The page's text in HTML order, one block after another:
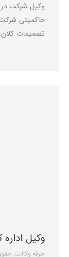
وکیل شرکت در
حاکمیتی
تصمیمات
وکیل اداره
حرفه وکالت,